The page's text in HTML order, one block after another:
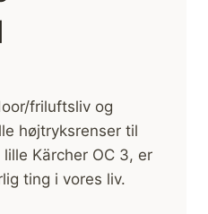
friluftsliv og
højtryksrenser til
Kärcher OC 3, er
ting i vores liv.